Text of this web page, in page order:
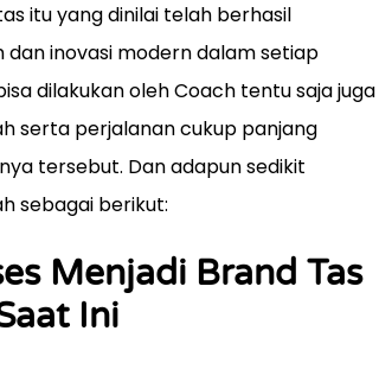
itu yang dinilai telah berhasil
inovasi modern dalam setiap
dilakukan oleh Coach tentu saja juga
serta perjalanan cukup panjang
tersebut. Dan adapun sedikit
sebagai berikut:
Menjadi Brand Tas
Ini